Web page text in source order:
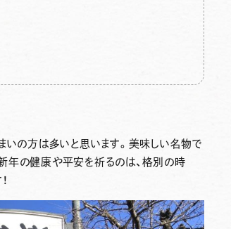
いの方は多いと思います。美味しい名物で
年の健康や平安を祈るのは、格別の時